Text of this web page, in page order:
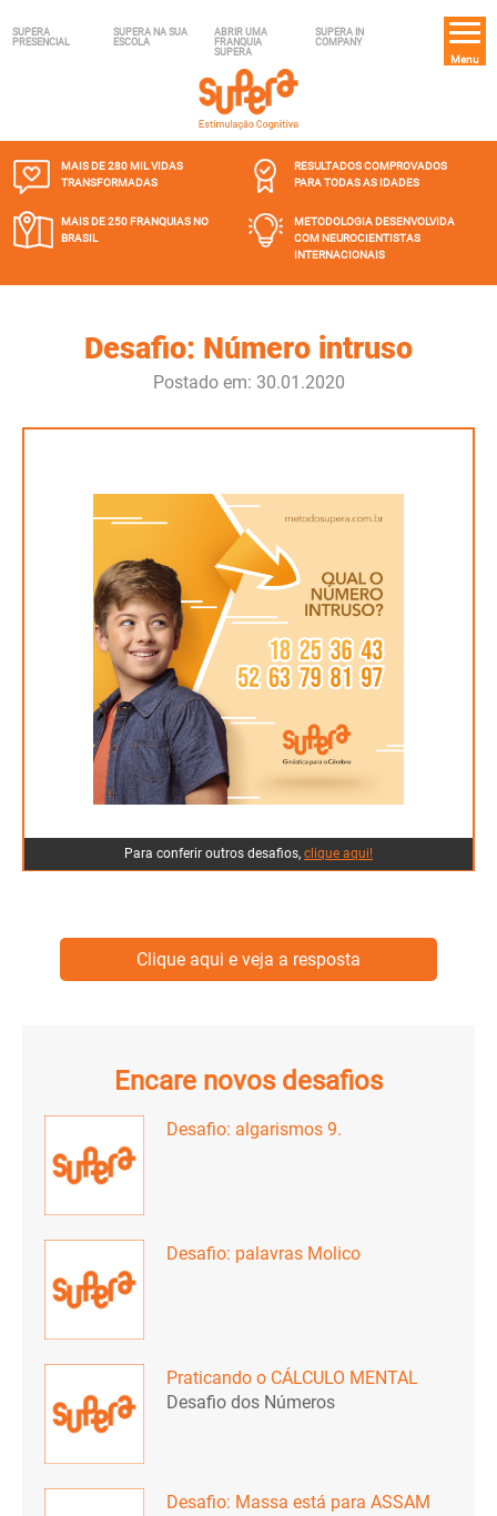
SUPERA
PRESENCIAL
SUPERA NA SUA
ESCOLA
ABRIR UMA
FRANQUIA
SUPERA
SUPERA IN
COMPANY
Menu
MAIS DE 280 MILVIDAS
TRANSFORMADAS
RESULTADOS COMPROVADOS
PARA TODAS AS IDADES
MAIS DE 250 FRANQUIASNO
BRASIL
METODOLOGIA DESENVOLVIDA
COM NEUROCIENTISTAS
INTERNACIONAIS
Desafio: Número intruso
Postado em: 30.01.2020
Para conferir outros desafios, clique aqui!
O número 43 não faz dupla. São duplas de números com
os valores posicionais trocados; 18 e 81, 25 e 52, 36 e 63,
79 e 97.
Clique aqui e veja a resposta
Encare novos desafios
Desafio: algarismos 9.
Desafio: palavras Molico
Praticando o CÁLCULO MENTAL
Desafio dos Números
Desafio: Massa está para ASSAM